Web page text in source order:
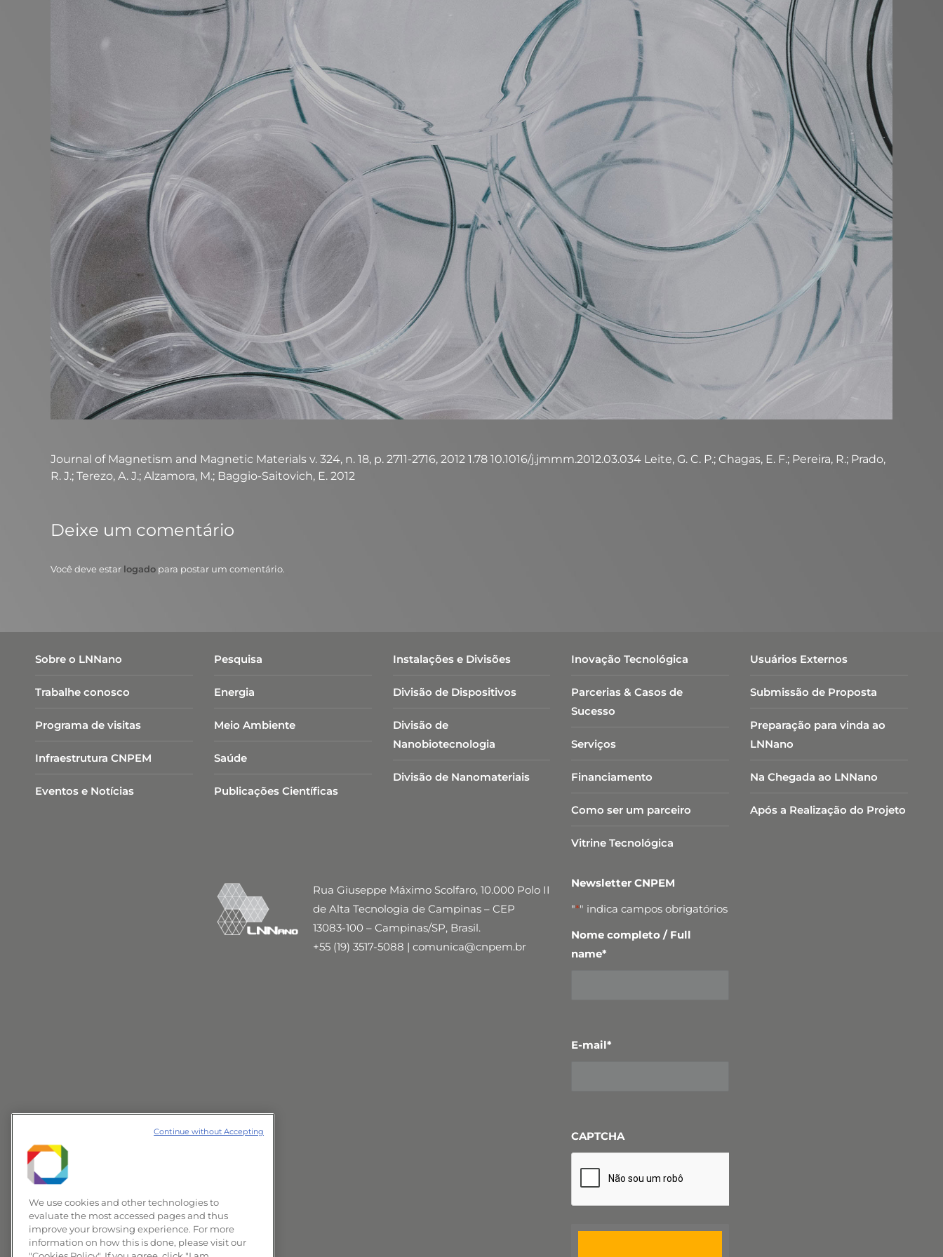
Journal of Magnetism and Magnetic Materials v. 324, n. 18, p. 2711-2716, 2012 1.78 10.1016/j.jmmm.2012.03.034 Leite, G. C. P.; Chagas, E. F.; Pereira, R.; Prado,
R. J.; Terezo, A. J.; Alzamora, M.; Baggio-Saitovich, E. 2012
Deixe um comentário
Você deve estar logado para postar um comentário.
Sobre o LNNano
Trabalhe conosco
Programa de visitas
Infraestrutura CNPEM
Eventos e Notícias
Pesquisa
Energia
Meio Ambiente
Saúde
Publicações Científicas
Instalações e Divisões
Divisão de Dispositivos
Divisão de
Nanobiotecnologia​
Divisão de Nanomateriais
Inovação Tecnológica
Parcerias & Casos de
Sucesso
Serviços
Financiamento
Como ser um parceiro
Vitrine Tecnológica
Usuários Externos
Submissão de Proposta
Preparação para vinda ao
LNNano
Na Chegada ao LNNano
Após a Realização do Projeto
Rua Giuseppe Máximo Scolfaro, 10.000 Polo II
de Alta Tecnologia de Campinas – CEP
13083-100 – Campinas/SP, Brasil.
+55 (19) 3517-5088 | comunica@cnpem.br
Newsletter CNPEM
"*" indica campos obrigatórios
Nome completo / Full
name*
E-mail*
CAPTCHA
We use cookies and other technologies to
evaluate the most accessed pages and thus
improve your browsing experience. For more
information on how this is done, please visit our
Continue without Accepting